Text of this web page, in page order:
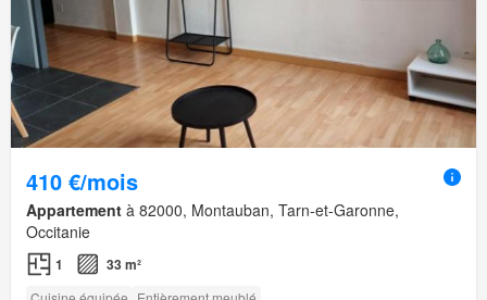
410 €/mois
Appartement à 82000, Montauban, Tarn-et-Garonne,
Occitanie
1 33 m²